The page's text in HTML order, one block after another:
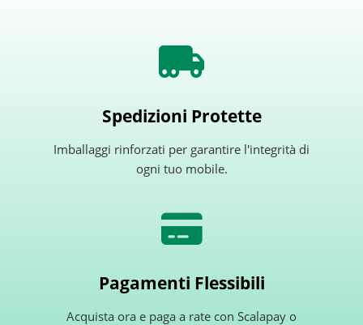
Spedizioni Protette
Imballaggi rinforzati per garantire l'integrità di
ogni tuo mobile.
Pagamenti Flessibili
Acquista ora e paga a rate con Scalapay o